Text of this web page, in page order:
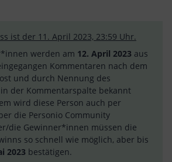
ist der 11. April 2023, 23:59 Uhr.
werden am 12. April 2023 aus
Kommentaren nach dem
und durch Nennung des
der Kommentarspalte bekannt
wird diese Person auch per
die Personio Community
die Gewinner*innen müssen die
so schnell wie möglich, aber bis
2023 bestätigen.